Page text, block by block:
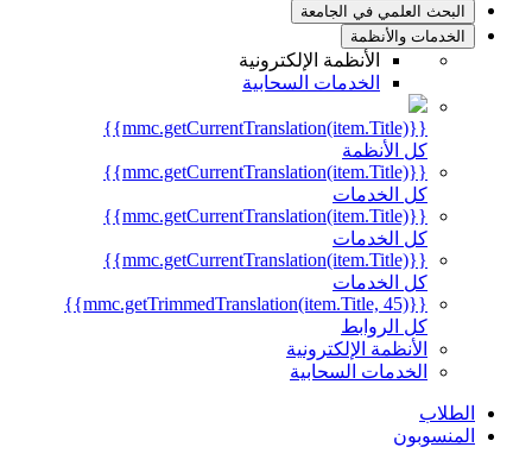
البحث العلمي في الجامعة
الخدمات والأنظمة
الأنظمة الإلكترونية
الخدمات السحابية
{{mmc.getCurrentTranslation(item.Title)}}
كل الأنظمة
{{mmc.getCurrentTranslation(item.Title)}}
كل الخدمات
{{mmc.getCurrentTranslation(item.Title)}}
كل الخدمات
{{mmc.getCurrentTranslation(item.Title)}}
كل الخدمات
{{mmc.getTrimmedTranslation(item.Title, 45)}}
كل الروابط
الأنظمة الإلكترونية
الخدمات السحابية
الطلاب
المنسوبون